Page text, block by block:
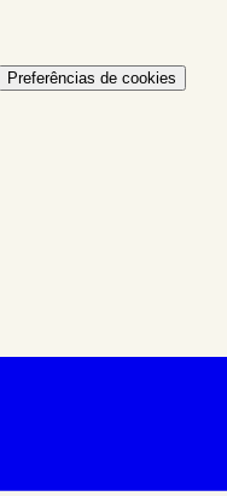
Preferências de cookies